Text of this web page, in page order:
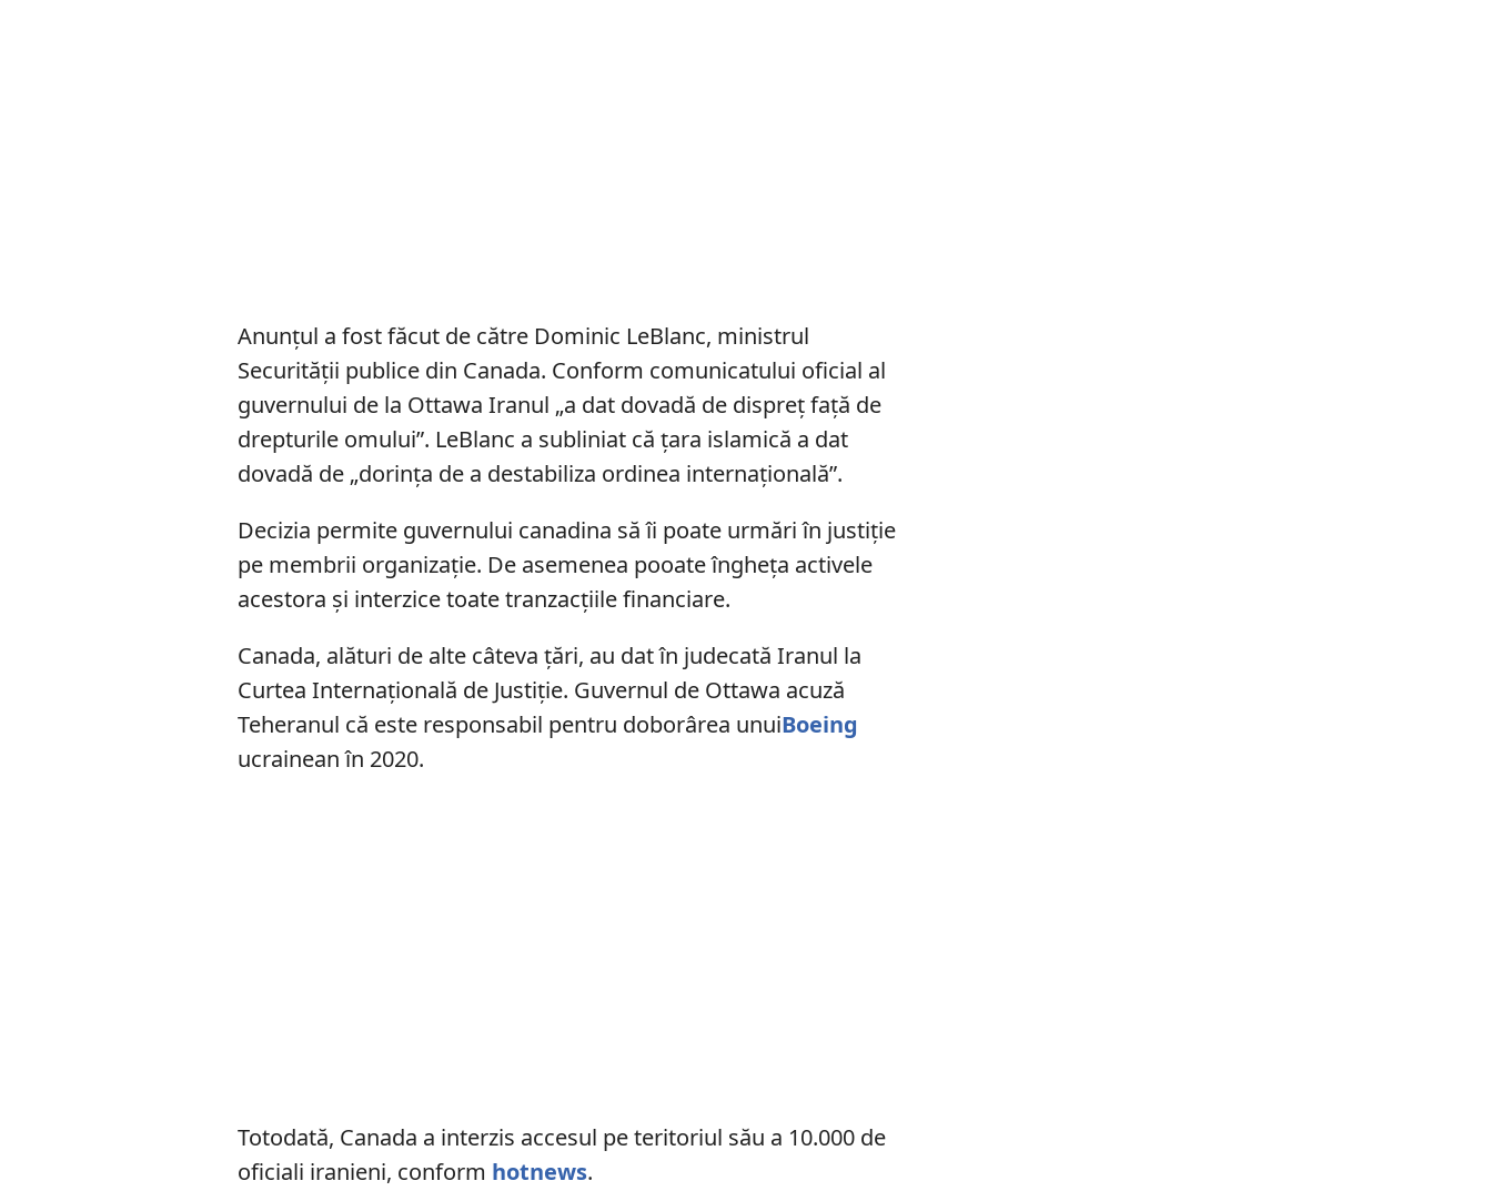
Anunțul a fost făcut de către Dominic LeBlanc, ministrul
Securităţii publice din Canada. Conform comunicatului oficial al
guvernului de la Ottawa Iranul „a dat dovadă de dispreţ faţă de
drepturile omului”. LeBlanc a subliniat că țara islamică a dat
dovadă de „dorinţa de a destabiliza ordinea internaţională”.
Decizia permite guvernului canadina să îi poate urmări în justiţie
pe membrii organizaţie. De asemenea pooate îngheţa activele
acestora și interzice toate tranzacţiile financiare.
Canada, alături de alte câteva ţări, au dat în judecată Iranul la
Curtea Internaţională de Justiţie. Guvernul de Ottawa acuză
Teheranul că este responsabil pentru doborârea unuiBoeing
ucrainean în 2020.
Totodată, Canada a interzis accesul pe teritoriul său a 10.000 de
oficiali iranieni, conform hotnews.